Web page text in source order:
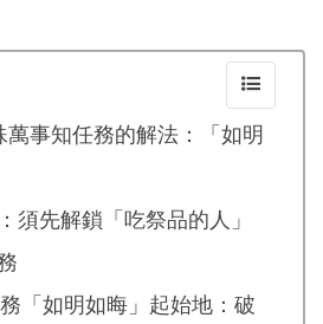
萬事知任務的解法：「如明
須先解鎖「吃祭品的人」
「如明如晦」起始地：破